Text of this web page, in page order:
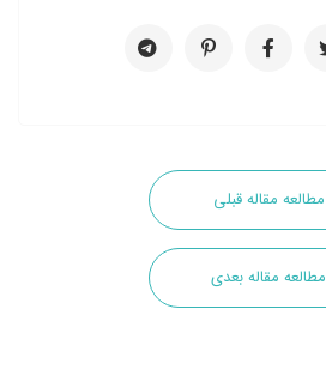
مطالعه مقاله قبلی
مطالعه مقاله بعدی